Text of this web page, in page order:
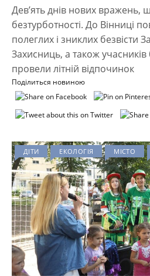
Дев’ять днів нових вражень,
безтурботності. До Вінниці
полеглих і зниклих безвісти
Захисниць, а також учасників
провели літній відпочинок
Поділиться новиною
ДІТИ ЕКОЛОГІЯ МІСТО